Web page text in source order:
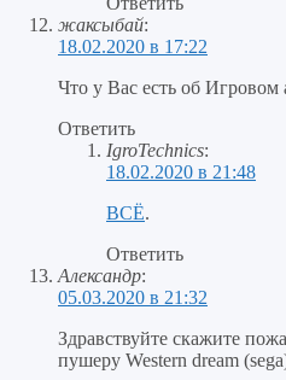
жаксыбай:
18.02.2020 в 17:22
Что у Вас есть об
Ответить
IgroTechnics:
18.02.2020 в 21:48
ВСЁ.
Ответить
Александр:
05.03.2020 в 21:32
Здравствуйте скажите
пушеру Western dream